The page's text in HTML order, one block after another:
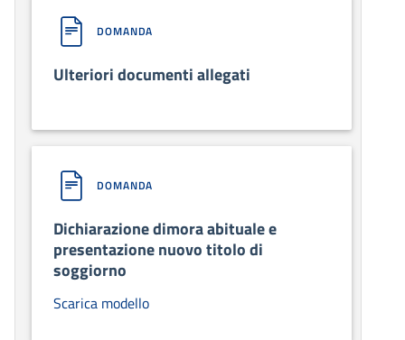
DOMANDA
Ulteriori documenti allegati
DOMANDA
Dichiarazione dimora abituale e
presentazione nuovo titolo di
soggiorno
Scarica modello